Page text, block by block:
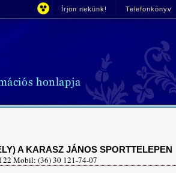
Írjon nekünk! Telefonkönyv
A KARASZ JÁNOS SPORTTELEPEN
Mobil: (36) 30 121-74-07